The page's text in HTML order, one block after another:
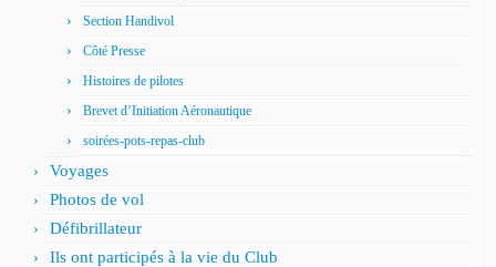
Section Handivol
Côté Presse
Histoires de pilotes
Brevet d’Initiation Aéronautique
soirées-pots-repas-club
Voyages
Photos de vol
Défibrillateur
Ils ont participés à la vie du Club